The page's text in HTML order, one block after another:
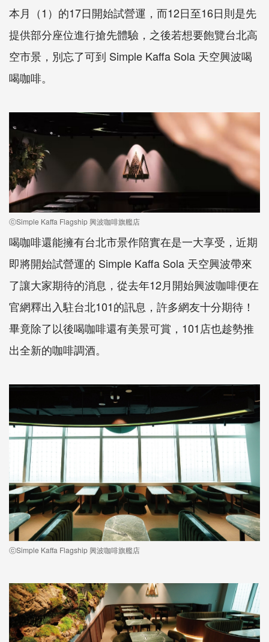
本月（1）的17日開始試營運，而12日至16日則是先
提供部分座位進行搶先體驗，之後若想要飽覽台北高
空市景，別忘了可到 Simple Kaffa Sola 天空興波喝
喝咖啡。
ⓒSimple Kaffa Flagship 興波咖啡旗艦店
喝咖啡還能擁有台北市景作陪實在是一大享受，近期
即將開始試營運的 Simple Kaffa Sola 天空興波帶來
了讓大家期待的消息，從去年12月開始興波咖啡便在
官網釋出入駐台北101的訊息，許多網友十分期待！
畢竟除了以後喝咖啡還有美景可賞，101店也趁勢推
出全新的咖啡調酒。
ⓒSimple Kaffa Flagship 興波咖啡旗艦店